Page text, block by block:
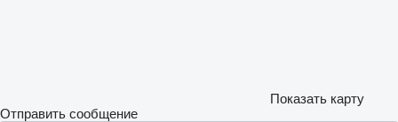
Показать карту
Отправить сообщение